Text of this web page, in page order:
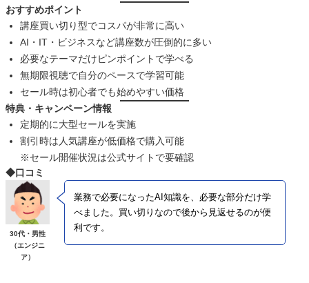
おすすめポイント
講座買い切り型でコスパが非常に高い
AI・IT・ビジネスなど講座数が圧倒的に多い
必要なテーマだけピンポイントで学べる
無期限視聴で自分のペースで学習可能
セール時は初心者でも始めやすい価格
特典・キャンペーン情報
定期的に大型セールを実施
割引時は人気講座が低価格で購入可能
※セール開催状況は公式サイトで要確認
◆口コミ
30代・男性
（エンジニ
ア）
業務で必要になったAI知識を、必要な部分だけ学
べました。買い切りなので後から見返せるのが便
利です。